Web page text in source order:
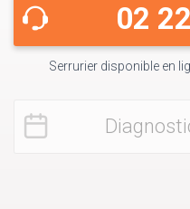
02
Serrurier disponible en